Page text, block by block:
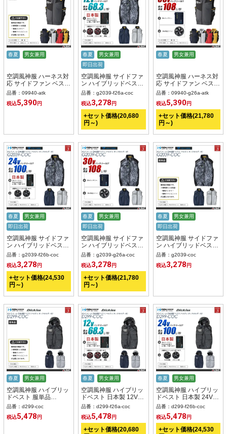
春夏 男女兼用
空調風神服 ハーネス対
応 サイドファン ベスト
服単品 【09940-ATK】
品番：09940-atk
税込5,390円
春夏
男女兼用
即日出荷
空調風神服 サイドファ
ン ハイブリッドベスト
日本製 12Vバッテリー
+ ファンset 【G2039-
F26A-COC】
品番：g2039-f26a-coc
税込3,278 円
+セット価格(20,680
円～)
春夏 男女兼用
空調風神服 ハーネス対
応 サイドファン ベスト
30Vバッテリー + ファ
ンset 【09940-G26A-
ATK】
品番：09940-g26a-atk
税込5,390円
+セット価格(21,780
円～)
春夏
男女兼用
即日出荷
空調風神服 サイドファ
ン ハイブリッドベスト
日本製 24Vバッテリー
+ ファンset 【G2039-
F26B-COC】
品番：g2039-f26b-coc
税込3,278 円
+セット価格(24,530
円～)
春夏
男女兼用
即日出荷
空調風神服 サイドファ
ン ハイブリッドベスト
30Vバッテリー + ファ
ンset 【G2039-G26A-
COC】
品番：g2039-g26a-coc
税込3,278 円
+セット価格(21,780
円～)
春夏
男女兼用
即日出荷
空調風神服 サイドファ
ン ハイブリッドベスト
服単品 【G2039-
COC】
品番：g2039-coc
税込3,278 円
春夏 男女兼用
空調風神服 ハイブリッ
ドベスト 服単品
【D299-COC】
品番：d299-coc
税込5,478 円
春夏 男女兼用
空調風神服 ハイブリッ
ドベスト 日本製 12Vバ
ッテリー + ファンset
【D299-F26A-COC】
品番：d299-f26a-coc
税込5,478 円
+セット価格(20,680
春夏 男女兼用
空調風神服 ハイブリッ
ドベスト 日本製 24Vバ
ッテリー + ファンset
【D299-F26B-COC】
品番：d299-f26b-coc
税込5,478 円
+セット価格(24,530